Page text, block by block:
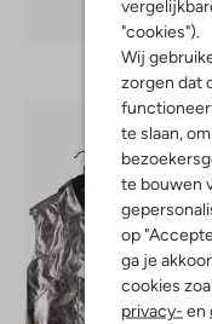
"cookies").
Wij
zorgen dat
te slaan,
te bouwen
op
ga je
cookies
privacy- en
Ontdek de